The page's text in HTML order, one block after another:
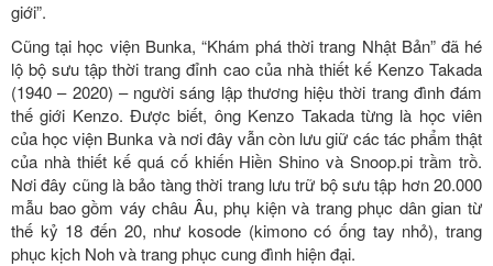
giới”.
Cũng tại học viện Bunka, “Khám phá thời trang Nhật Bản” đã hé
lộ bộ sưu tập thời trang đỉnh cao của nhà thiết kế Kenzo Takada
(1940 – 2020) – người sáng lập thương hiệu thời trang đình đám
thế giới Kenzo. Được biết, ông Kenzo Takada từng là học viên
của học viện Bunka và nơi đây vẫn còn lưu giữ các tác phẩm thật
của nhà thiết kế quá cố khiến Hiền Shino và Snoop.pi trầm trồ.
Nơi đây cũng là bảo tàng thời trang lưu trữ bộ sưu tập hơn 20.000
mẫu bao gồm váy châu Âu, phụ kiện và trang phục dân gian từ
thế kỷ 18 đến 20, như kosode (kimono có ống tay nhỏ), trang
phục kịch Noh và trang phục cung đình hiện đại.